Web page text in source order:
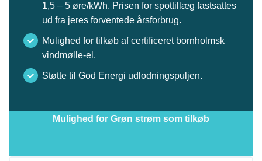
1,5 – 5 øre/kWh. Prisen for spottillæg fastsattes
ud fra jeres forventede årsforbrug.
Mulighed for tilkøb af certificeret bornholmsk
vindmølle-el.
Støtte til God Energi udlodningspuljen.
Mulighed for Grøn strøm som tilkøb